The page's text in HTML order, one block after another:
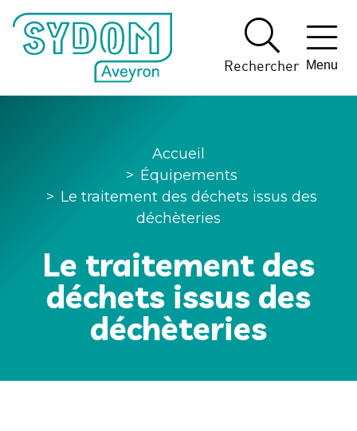
Panneau de gestion des cookies
Rechercher Menu
Accueil
> Équipements
> Le traitement des déchets issus des
déchèteries
Le traitement des
déchets issus des
déchèteries